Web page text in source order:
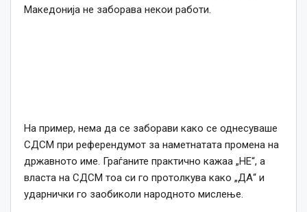
Македонија не заборава некои работи.
На пример, нема да се заборави како се однесуваше
СДСМ при референдумот за наметнатата промена на
државното име. Граѓаните практично кажаа „НЕ“, а
власта на СДСМ тоа си го протолкува како „ДА“ и
ударнички го заобиколи народното мислење.